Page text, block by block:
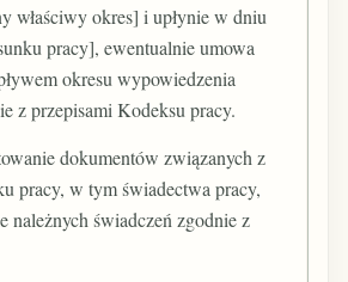
właściwy okres] i upłynie w dniu
pracy], ewentualnie umowa
okresu wypowiedzenia
z przepisami Kodeksu pracy.
dokumentów związanych z
pracy, w tym świadectwa pracy,
należnych świadczeń zgodnie z